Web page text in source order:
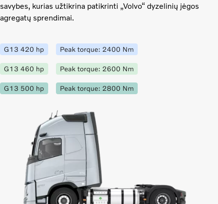
savybes, kurias užtikrina patikrinti „Volvo“ dyzelinių jėgos
agregatų sprendimai.